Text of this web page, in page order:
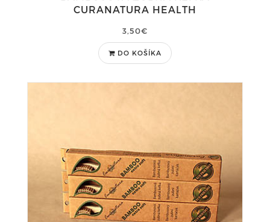
CURANATURA HEALTH
3,50€
DO KOŠÍKA